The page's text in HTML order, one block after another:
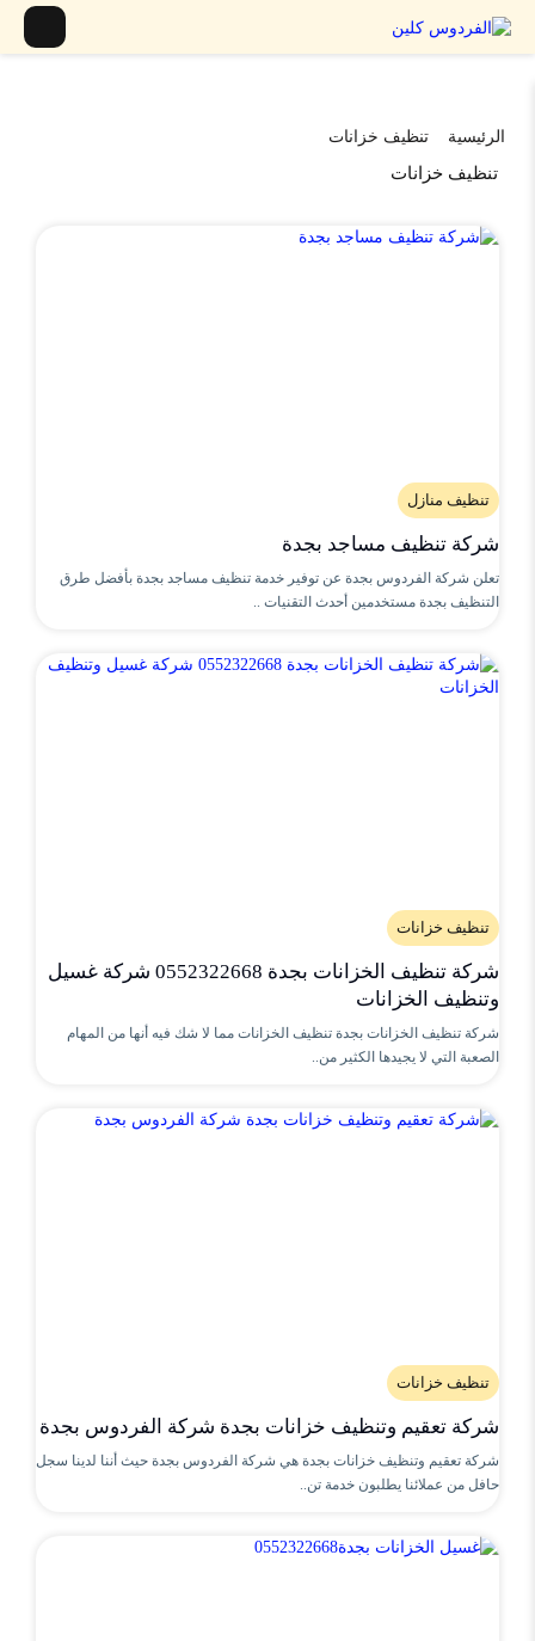
الرئيسية تنظيف خزانات
تنظيف خزانات
تنظيف منازل
شركة تنظيف مساجد بجدة
تعلن شركة الفردوس بجدة عن توفير خدمة تنظيف مساجد بجدة بأفضل طرق
التنظيف بجدة مستخدمين أحدث التقنيات ..
تنظيف خزانات
شركة تنظيف الخزانات بجدة 0552322668 شركة غسيل
وتنظيف الخزانات
شركة تنظيف الخزانات بجدة تنظيف الخزانات مما لا شك فيه أنها من المهام
الصعبة التي لا يجيدها الكثير من..
تنظيف خزانات
شركة تعقيم وتنظيف خزانات بجدة شركة الفردوس بجدة
شركة تعقيم وتنظيف خزانات بجدة هي شركة الفردوس بجدة حيث أننا لدينا سجل
حافل من عملائنا يطلبون خدمة تن..